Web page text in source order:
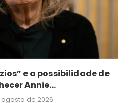
e a possibilidade de
Annie...
de 2026